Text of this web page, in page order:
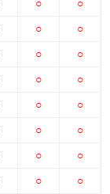
○
○
○
○
○
○
○
○
○
○
○
○
○
○
○
○